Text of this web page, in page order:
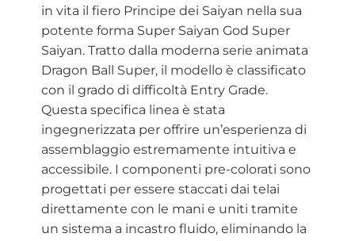
in vita il fiero Principe dei Saiyan nella sua
potente forma Super Saiyan God Super
Saiyan. Tratto dalla moderna serie animata
Dragon Ball Super, il modello è classificato
con il grado di difficoltà Entry Grade.
Questa specifica linea è stata
ingegnerizzata per offrire un’esperienza di
assemblaggio estremamente intuitiva e
accessibile. I componenti pre-colorati sono
progettati per essere staccati dai telai
direttamente con le mani e uniti tramite
un sistema a incastro fluido, eliminando la